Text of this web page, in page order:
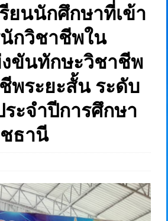
ยนนักศึกษาที่เข้า
กวิชาชีพใน
ขันทักษะวิชาชีพ
พระยะสั้น ระดับ
ะจำปีการศึกษา
ธานี